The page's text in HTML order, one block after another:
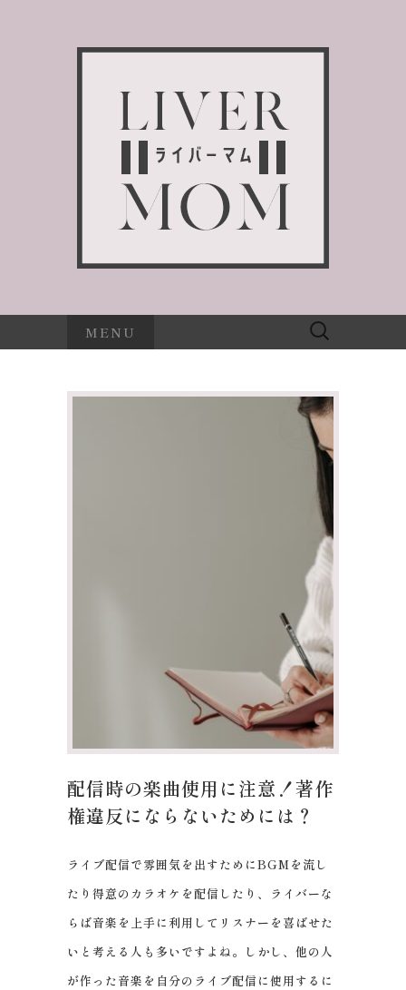
MENU
検
索:
配信時の楽曲使用に注意！著作
権違反にならないためには？
ライブ配信で雰囲気を出すためにBGMを流し
たり得意のカラオケを配信したり、ライバーな
らば音楽を上手に利用してリスナーを喜ばせた
いと考える人も多いですよね。しかし、他の人
が作った音楽を自分のライブ配信に使用するに